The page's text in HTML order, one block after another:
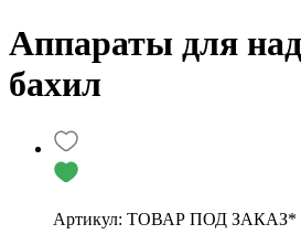
Аппараты для
бахил
Артикул: ТОВАР ПОД ЗАКАЗ*